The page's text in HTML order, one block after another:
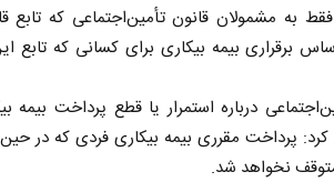
به مشمولان قانون تأمین‌اجتماعی که تابع
برقراری بیمه بیکاری برای کسانی که تابع
درباره استمرار یا قطع پرداخت بیمه
پرداخت مقرری بیمه بیکاری فردی که در
نخواهد شد.
- استاد دانشگاه دکتر مراد عنادی -